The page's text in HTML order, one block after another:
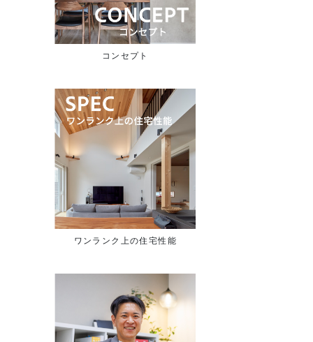
コンセプト
ワンランク上の住宅性能